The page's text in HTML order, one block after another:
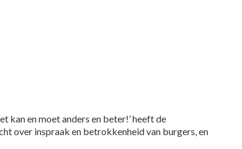
kan en moet anders en beter!’ heeft de
over inspraak en betrokkenheid van burgers, en